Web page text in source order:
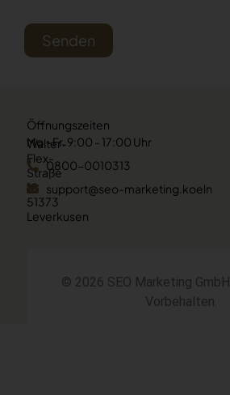
Senden
Walter-
Flex-
Straße
18
51373
Leverkusen
Öffnungszeiten
Mo.-Fr. 9:00 - 17:00 Uhr
0800-0010313
support@seo-marketing.koeln
© 2026 SEO Marketing GmbH
Vorbehalten.